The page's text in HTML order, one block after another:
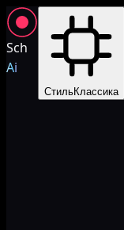
Sch
Ai
СтильКлассика